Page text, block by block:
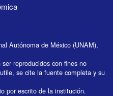
Autónoma de México (UNAM),
reproducidos con fines no
se cite la fuente completa y su
por escrito de la institución.